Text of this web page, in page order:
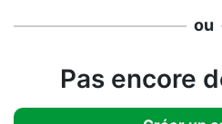
ou
Pas encore